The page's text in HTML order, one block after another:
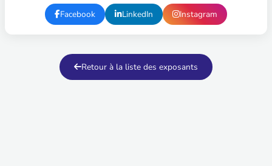
Facebook LinkedIn Instagram
Retour à la liste des exposants